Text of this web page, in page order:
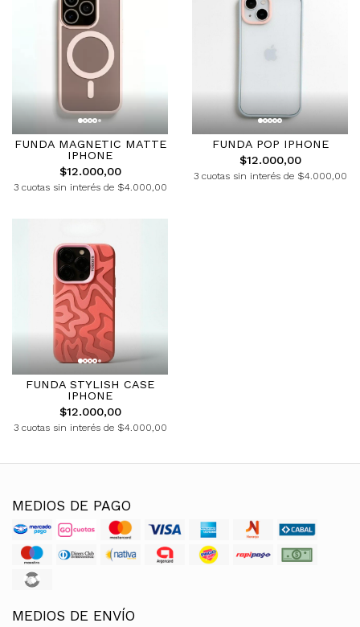
FUNDA MAGNETIC MATTE
IPHONE
$12.000,00
3 cuotas sin interés de $4.000,00
FUNDA POP IPHONE
$12.000,00
3 cuotas sin interés de $4.000,00
FUNDA STYLISH CASE
IPHONE
$12.000,00
3 cuotas sin interés de $4.000,00
MEDIOS DE PAGO
MEDIOS DE ENVÍO